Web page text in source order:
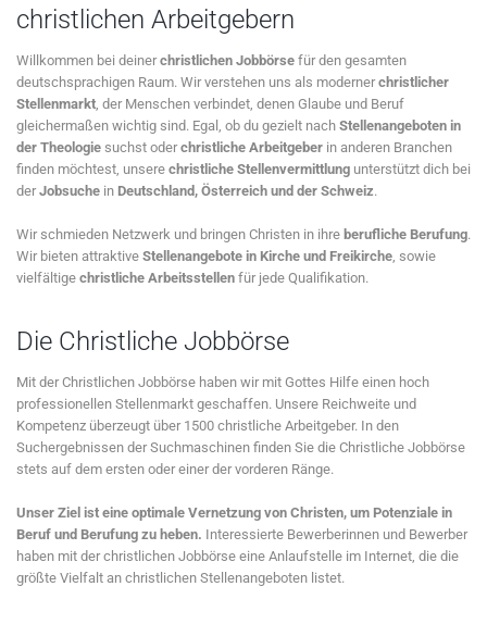
christlichen Arbeitgebern
Willkommen bei deinerchristlichen Jobbörse für den gesamten
deutschsprachigen Raum. Wir verstehen uns als modernerchristlicher
Stellenmarkt , der Menschen verbindet, denen Glaube und Beruf
gleichermaßen wichtig sind. Egal, ob du gezielt nach Stellenangeboten in
der Theologie suchst oderchristliche Arbeitgeber in anderen Branchen
finden möchtest, unsere christliche Stellenvermittlung unterstützt dich bei
derJobsuche in Deutschland, Österreich und der Schweiz.
Wir schmieden Netzwerk und bringen Christen in ihre berufliche Berufung.
Wir bieten attraktive Stellenangebote in Kirche und Freikirche , sowie
vielfältige christliche Arbeitsstellen für jede Qualifikation.
Die Christliche Jobbörse
Mit der Christlichen Jobbörse haben wir mit Gottes Hilfe einen hoch
professionellen Stellenmarkt geschaffen. Unsere Reichweite und
Kompetenz überzeugt über 1500 christliche Arbeitgeber. In den
Suchergebnissen der Suchmaschinen finden Sie die Christliche Jobbörse
stets auf dem ersten oder einer der vorderen Ränge.
Unser Ziel ist eine optimale Vernetzung von Christen, um Potenziale in
Beruf und Berufung zu heben. Interessierte Bewerberinnen und Bewerber
haben mit der christlichen Jobbörse eine Anlaufstelle im Internet, die die
größte Vielfalt an christlichen Stellenangeboten listet.